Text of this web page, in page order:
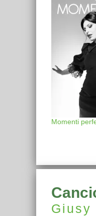
Momenti
Giusy